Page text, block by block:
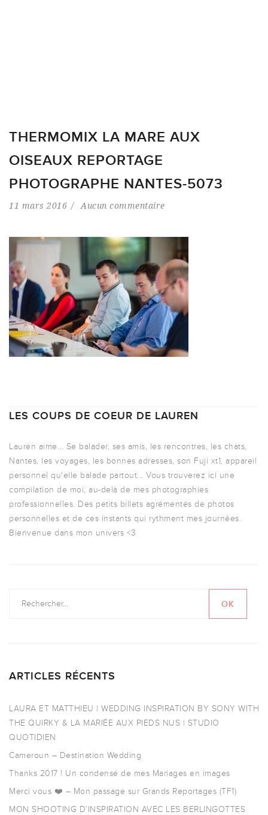
THERMOMIX LA MARE AUX
OISEAUX REPORTAGE
PHOTOGRAPHE NANTES-5073
11 mars 2016 Aucun commentaire
LES COUPS DE COEUR DE LAUREN
Lauren aime... Se balader, ses amis, les rencontres, les chats,
Nantes, les voyages, les bonnes adresses, son Fuji xt1, appareil
personnel qu'elle balade partout... Vous trouverez ici une
compilation de moi, au-delà de mes photographies
professionnelles. Des petits billets agrémentés de photos
personnelles et de ces instants qui rythment mes journées.
Bienvenue dans mon univers <3
ARTICLES RÉCENTS
LAURA ET MATTHIEU | WEDDING INSPIRATION BY SONY WITH
THE QUIRKY & LA MARIÉE AUX PIEDS NUS | STUDIO
QUOTIDIEN
Cameroun – Destination Wedding
Thanks 2017 ! Un condensé de mes Mariages en images
Merci vous ❤️ – Mon passage sur Grands Reportages (TF1)
MON SHOOTING D’INSPIRATION AVEC LES BERLINGOTTES